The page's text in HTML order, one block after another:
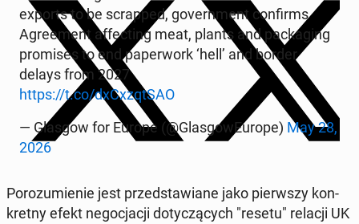
exports to be scrap­ped, go­vern­ment con­firms
Agre­ement af­fec­ting meat, plants and pac­ka­ging
pro­mi­ses to end pa­per­work ‘hell’ and border
delays from 2027
https://t.co/dxCxzqt­SAO
— Glasgow for Europe (@Glas­go­wEu­ro­pe) May 28,
2026
Po­ro­zu­mie­nie jest przed­sta­wia­ne jako pierw­szy kon­
kret­ny efekt ne­go­cja­cji do­ty­czą­cych "resetu" relacji UK